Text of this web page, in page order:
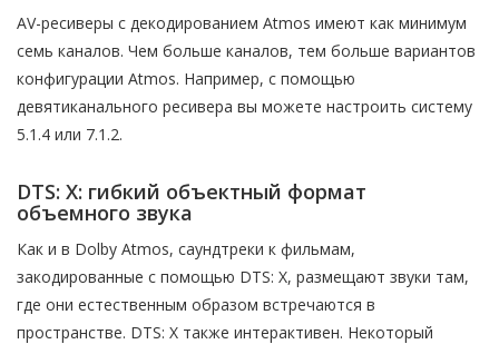
AV-ресиверы с декодированием Atmos имеют как минимум
семь каналов. Чем больше каналов, тем больше вариантов
конфигурации Atmos. Например, с помощью
девятиканального ресивера вы можете настроить систему
5.1.4 или 7.1.2.
DTS: X: гибкий объектный формат
объемного звука
Как и в Dolby Atmos, саундтреки к фильмам,
закодированные с помощью DTS: X, размещают звуки там,
где они естественным образом встречаются в
пространстве. DTS: X также интерактивен. Некоторый